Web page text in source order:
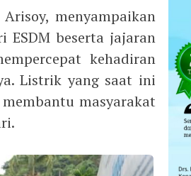
menyampaikan
ESDM beserta jajaran
kehadiran
Listrik yang saat ini
masyarakat